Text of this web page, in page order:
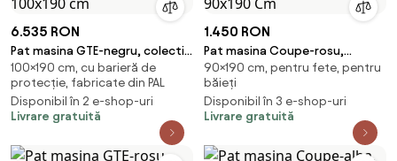
6.535 RON
Pat masina GTE-negru, colectia
Champion Racer 100x190 cm
100×190 cm, cu barieră de
protecție, fabricate din PAL
Disponibil în 2 e-shop-uri
Livrare gratuită
1.450 RON
Pat masina Coupe-rosu,
colectia Champion Racer
90x190 Cm
90×190 cm, pentru fete, pentru
băieți
Disponibil în 3 e-shop-uri
Livrare gratuită